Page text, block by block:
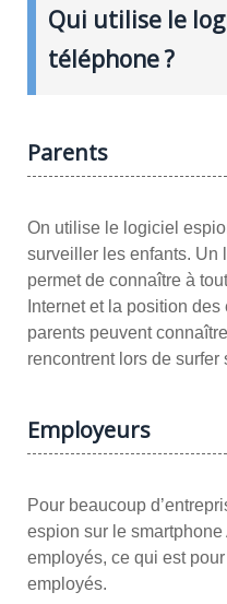
Qui utilise le
téléphone ?
Parents
On utilise le logiciel
surveiller les enfants.
permet de connaître à
Internet et la position
parents peuvent
rencontrent lors de surfer
Employeurs
Pour beaucoup
espion sur le
employés, ce qui est
employés.